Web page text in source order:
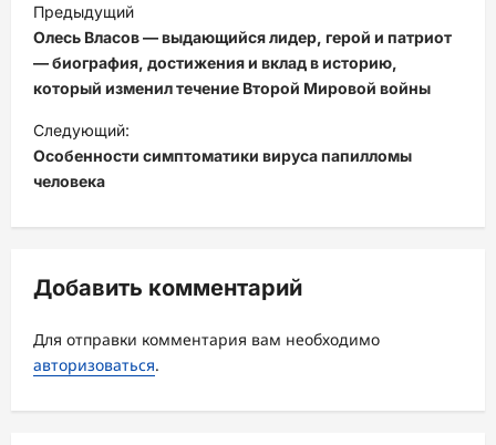
а
в
и
г
а
я
з
а
п
и
Предыдущий
Олесь Власов — выдающийся лидер, герой и патриот
— биография, достижения и вклад в историю,
который изменил течение Второй Мировой войны
Следующий:
Особенности симптоматики вируса папилломы
человека
Добавить комментарий
Для отправки комментария вам необходимо
авторизоваться.